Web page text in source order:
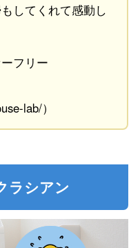
してくれて感動し
フリー
lab/）
ラシアン